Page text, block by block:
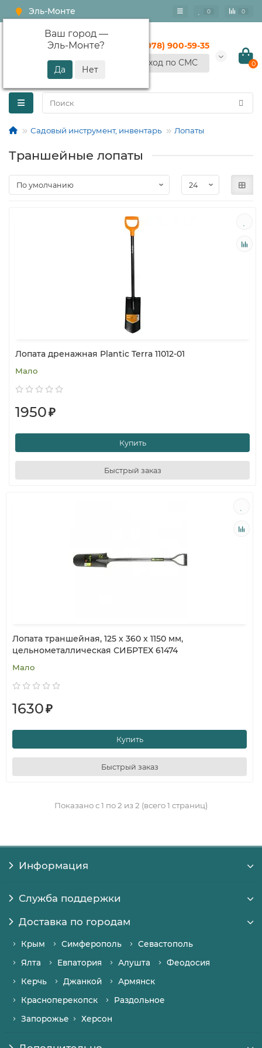
Эль-Монте
Ваш город —
Эль-Монте?
0 0
+7 (978) 900-59-35
Вход по СМС
0
Садовый инструмент, инвентарь Лопаты
Траншейные лопаты
Лопата дренажная Plantic Terra 11012-01
Мало
1950₽
Купить
Быстрый заказ
Лопата траншейная, 125 х 360 х 1150 мм,
цельнометаллическая СИБРТЕХ 61474
Мало
1630₽
Купить
Быстрый заказ
Показано с 1 по 2 из 2 (всего 1 страниц)
Информация
Служба поддержки
Доставка по городам
Крым Симферополь
Севастополь
Ялта
Евпатория Алушта
Феодосия
Керчь
Джанкой
Армянск
Красноперекопск
Раздольное
Запорожье
Херсон